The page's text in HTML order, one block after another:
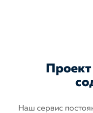
Наш сервис